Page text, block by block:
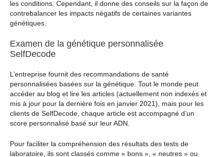
les conditions. Cependant, il donne des conseils sur la façon de
contrebalancer les impacts négatifs de certaines variantes
génétiques.
Examen de la génétique personnalisée
SelfDecode
L’entreprise fournit des recommandations de santé
personnalisées basées sur la génétique. Tout le monde peut
accéder au blog et lire les articles (actuellement non indexés et
mis à jour pour la dernière fois en janvier 2021), mais pour les
clients de SelfDecode, chaque article est accompagné d’un
score personnalisé basé sur leur ADN.
Pour faciliter la compréhension des résultats des tests de
laboratoire, ils sont classés comme « bons », « neutres » ou